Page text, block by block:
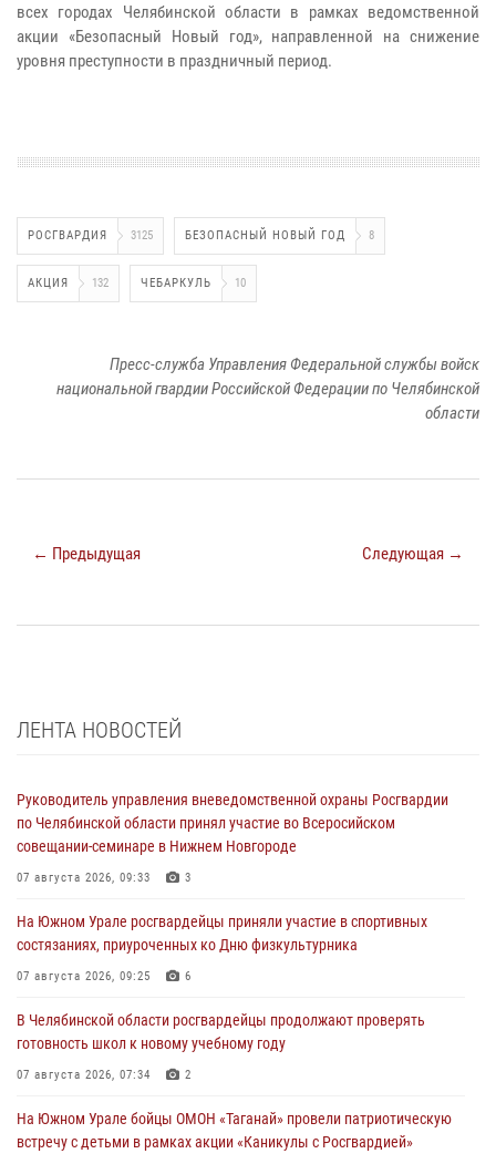
всех городах Челябинской области в рамках ведомственной
акции «Безопасный Новый год», направленной на снижение
уровня преступности в праздничный период.
РОСГВАРДИЯ 3125 БЕЗОПАСНЫЙ НОВЫЙ ГОД 8
АКЦИЯ 132 ЧЕБАРКУЛЬ 10
Пресс-служба Управления Федеральной службы войск
национальной гвардии Российской Федерации по Челябинской
области
← Предыдущая Следующая →
ЛЕНТА НОВОСТЕЙ
Руководитель управления вневедомственной охраны Росгвардии
по Челябинской области принял участие во Всеросийском
совещании-семинаре в Нижнем Новгороде
07 августа 2026, 09:33 3
На Южном Урале росгвардейцы приняли участие в спортивных
состязаниях, приуроченных ко Дню физкультурника
07 августа 2026, 09:25 6
В Челябинской области росгвардейцы продолжают проверять
готовность школ к новому учебному году
07 августа 2026, 07:34 2
На Южном Урале бойцы ОМОН «Таганай» провели патриотическую
встречу с детьми в рамках акции «Каникулы с Росгвардией»